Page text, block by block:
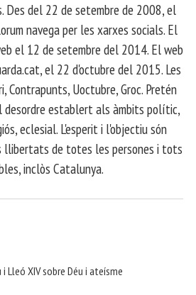
Des del 22 de setembre de 2008, el
navega per les xarxes socials. El
el 12 de setembre del 2014. El web
el 22 d'octubre del 2015. Les
Contrapunts, Uoctubre, Groc. Pretén
establert als àmbits polític,
eclesial. L'esperit i l'objectiu són
llibertats de totes les persones i tots
inclòs Catalunya.
Lleó XIV sobre Déu i ateísme